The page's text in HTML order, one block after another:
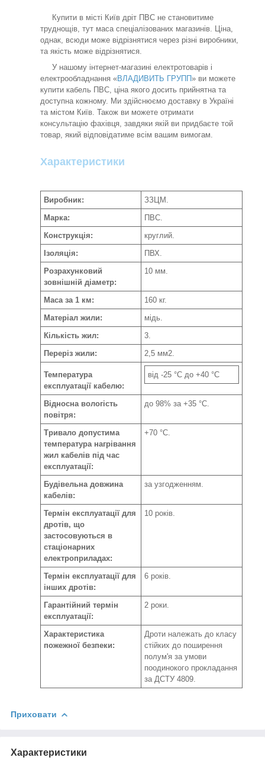
Купити в місті Київ дріт ПВС не становитиме
труднощів, тут маса спеціалізованих магазинів. Ціна,
однак, всюди може відрізнятися через різні виробники,
та якість може відрізнятися.
У нашому інтернет-магазині електротоварів і
електрообладнання «ВЛАДИВИТЬ ГРУПП» ви можете
купити кабель ПВС, ціна якого досить прийнятна та
доступна кожному. Ми здійснюємо доставку в Україні
та містом Київ. Також ви можете отримати
консультацію фахівця, завдяки якій ви придбаєте той
товар, який відповідатиме всім вашим вимогам.
Характеристики
Виробник:
ЗЗЦМ.
Марка:
ПВС.
Конструкція:
круглий.
Ізоляція:
ПВХ.
Розрахунковий
зовнішній діаметр:
10 мм.
Маса за 1 км:
160 кг.
Матеріал жили:
мідь.
Кількість жил:
3.
Переріз жили:
2,5 мм2.
Температура
експлуатації кабелю:
від -25 °C до +40 °C
Відносна вологість
повітря:
до 98% за +35 °C.
Тривало допустима
температура нагрівання
жил кабелів під час
експлуатації:
+70 °С.
Будівельна довжина
кабелів:
за узгодженням.
Термін експлуатації для
дротів, що
застосовуються в
стаціонарних
електроприладах:
10 років.
Термін експлуатації для
інших дротів:
6 років.
Гарантійний термін
експлуатації:
2 роки.
Характеристика
пожежної безпеки:
Дроти належать до класу
стійких до поширення
полум'я за умови
поодинокого прокладання
за ДСТУ 4809.
Приховати
Характеристики